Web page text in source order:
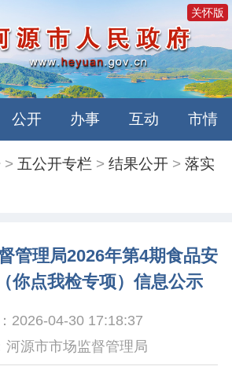
关怀版
公开 办事 互动 市情
> 五公开专栏 >结果公开 >落实
管理局2026年第4期食品安
你点我检专项）信息公示
2026-04-30 17:18:37
河源市市场监督管理局